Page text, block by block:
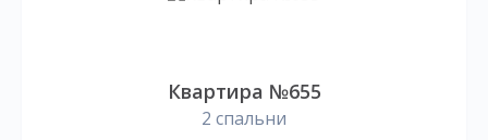
Квартира №655
2 спальни